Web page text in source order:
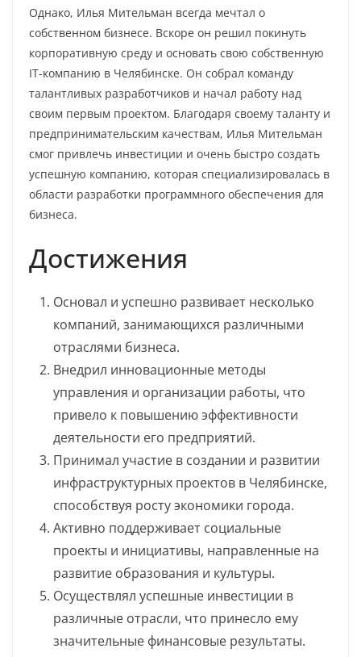
Однако, Илья Мительман всегда мечтал о
собственном бизнесе. Вскоре он решил покинуть
корпоративную среду и основать свою собственную
IT-компанию в Челябинске. Он собрал команду
талантливых разработчиков и начал работу над
своим первым проектом. Благодаря своему таланту и
предпринимательским качествам, Илья Мительман
смог привлечь инвестиции и очень быстро создать
успешную компанию, которая специализировалась в
области разработки программного обеспечения для
бизнеса.
Достижения
Основал и успешно развивает несколько
компаний, занимающихся различными
отраслями бизнеса.
Внедрил инновационные методы
управления и организации работы, что
привело к повышению эффективности
деятельности его предприятий.
Принимал участие в создании и развитии
инфраструктурных проектов в Челябинске,
способствуя росту экономики города.
Активно поддерживает социальные
проекты и инициативы, направленные на
развитие образования и культуры.
Осуществлял успешные инвестиции в
различные отрасли, что принесло ему
значительные финансовые результаты.